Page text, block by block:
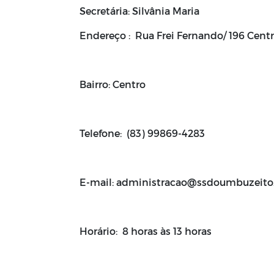
Secretária: Silvânia Maria
Endereço : Rua Frei Fernando/ 196
Bairro: Centro
Telefone: (83) 99869-4283
E-mail:
Horário: 8 horas às 13 horas